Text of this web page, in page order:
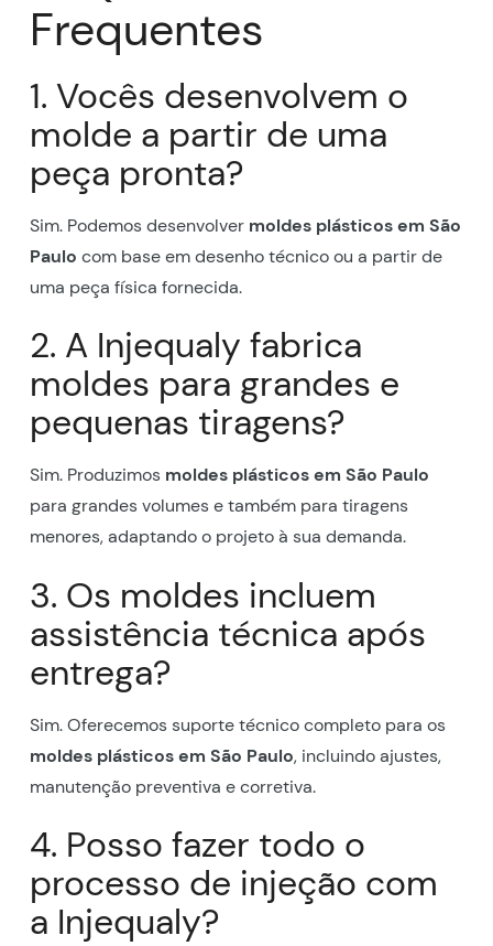
Frequentes
1. Vocês desenvolvem o
molde a partir de uma
peça pronta?
Sim. Podemos desenvolver moldes plásticos em São
Paulo com base em desenho técnico ou a partir de
uma peça física fornecida.
2. A Injequaly fabrica
moldes para grandes e
pequenas tiragens?
Sim. Produzimos moldes plásticos em São Paulo
para grandes volumes e também para tiragens
menores, adaptando o projeto à sua demanda.
3. Os moldes incluem
assistência técnica após
entrega?
Sim. Oferecemos suporte técnico completo para os
moldes plásticos em São Paulo, incluindo ajustes,
manutenção preventiva e corretiva.
4. Posso fazer todo o
processo de injeção com
a Injequaly?